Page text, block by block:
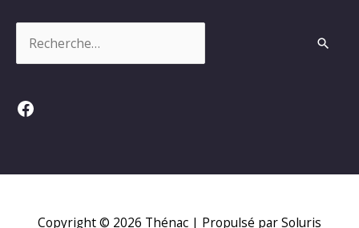
Facebook
Copyright © 2026 Thénac | Propulsé par Soluris